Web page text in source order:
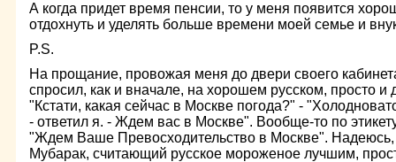
А когда придет время пенсии, то у меня появится
отдохнуть и уделять больше времени моей семье и
P.S.
На прощание, провожая меня до двери своего
спросил, как и вначале, на хорошем русском, просто и
"Кстати, какая сейчас в Москве погода?" -
- ответил я. - Ждем вас в Москве". Вообще-то по
"Ждем Ваше Превосходительство в Москве".
Мубарак, считающий русское мороженое лучшим,